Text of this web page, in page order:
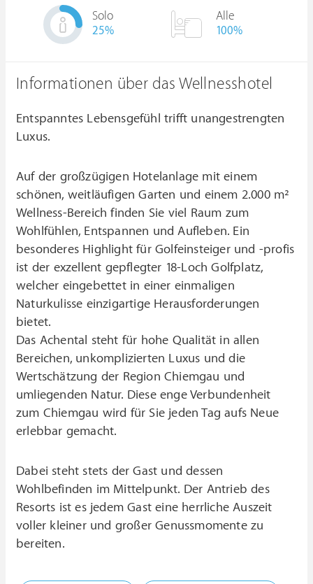
Solo
25%
Alle
100%
Informationen über das Wellnesshotel
Entspanntes Lebensgefühl trifft unangestrengten
Luxus.
Auf der großzügigen Hotelanlage mit einem
schönen, weitläufigen Garten und einem 2.000 m²
Wellness-Bereich finden Sie viel Raum zum
Wohlfühlen, Entspannen und Aufleben. Ein
besonderes Highlight für Golfeinsteiger und -profis
ist der exzellent gepflegter 18-Loch Golfplatz,
welcher eingebettet in einer einmaligen
Naturkulisse einzigartige Herausforderungen
bietet.
Das Achental steht für hohe Qualität in allen
Bereichen, unkomplizierten Luxus und die
Wertschätzung der Region Chiemgau und
umliegenden Natur. Diese enge Verbundenheit
zum Chiemgau wird für Sie jeden Tag aufs Neue
erlebbar gemacht.
Dabei steht stets der Gast und dessen
Wohlbefinden im Mittelpunkt. Der Antrieb des
Resorts ist es jedem Gast eine herrliche Auszeit
voller kleiner und großer Genussmomente zu
bereiten.